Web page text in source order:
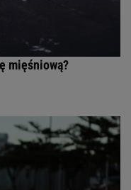
mięśniową?